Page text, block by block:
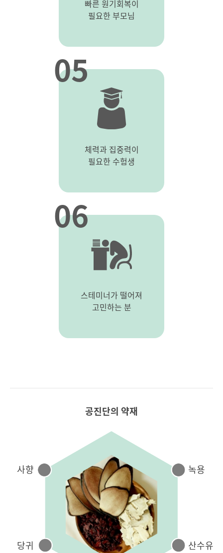
빠른 원기회복이
필요한 부모님
05
체력과 집중력이
필요한 수험생
06
스테미너가 떨어져
고민하는 분
공진단의 약재
사향
당귀
녹용
산수유